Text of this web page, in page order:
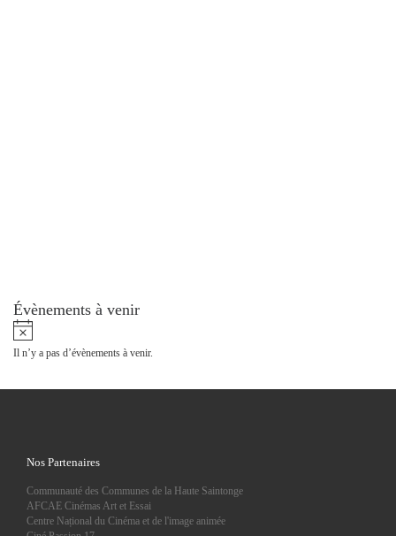
Évènements à venir
o
t
c
Il n’y a pas d’évènements à venir.
Nos Partenaires
Communauté des Communes de la Haute Saintonge
AFCAE Cinémas Art et Essai
Centre Național du Cinéma et de l'image animée